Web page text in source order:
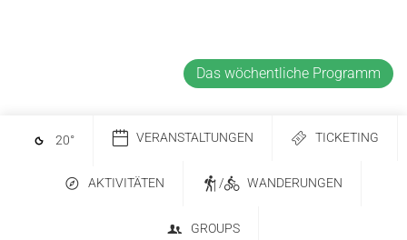
Das wöchentliche Programm
20° VERANSTALTUNGEN TICKETING
AKTIVITÄTEN / WANDERUNGEN
GROUPS